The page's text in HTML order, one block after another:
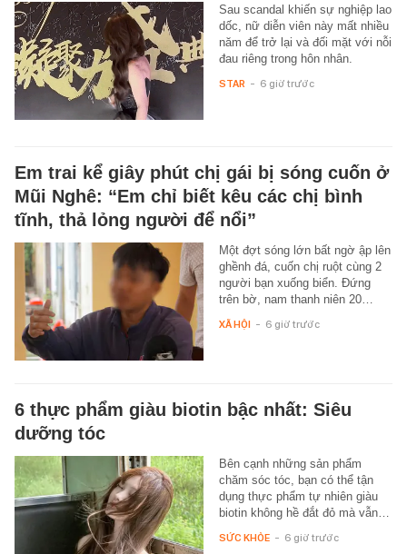
Sau scandal khiến sự nghiệp lao
dốc, nữ diễn viên này mất nhiều
năm để trở lại và đối mặt với nỗi
đau riêng trong hôn nhân.
STAR - 6 giờ trước
Em trai kể giây phút chị gái bị sóng cuốn ở
Mũi Nghê: “Em chỉ biết kêu các chị bình
tĩnh, thả lỏng người để nổi”
Một đợt sóng lớn bất ngờ ập lên
ghềnh đá, cuốn chị ruột cùng 2
người bạn xuống biển. Đứng
trên bờ, nam thanh niên 20…
XÃ HỘI - 6 giờ trước
6 thực phẩm giàu biotin bậc nhất: Siêu
dưỡng tóc
Bên cạnh những sản phẩm
chăm sóc tóc, bạn có thể tận
dụng thực phẩm tự nhiên giàu
biotin không hề đắt đỏ mà vẫn…
SỨC KHỎE - 6 giờ trước